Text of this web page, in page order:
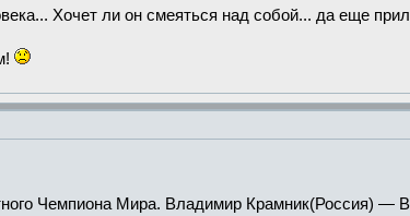
Хочет ли он смеяться над собой... да еще
Чемпиона Мира. Владимир Крамник(Россия) —